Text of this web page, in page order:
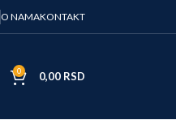
O NAMAKONTAKT
0 0,00 RSD